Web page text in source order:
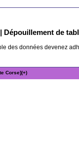
Dépouillement de
des données devenez
Corse](+)